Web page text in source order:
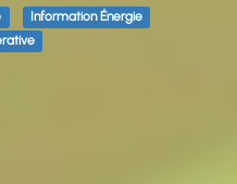
Information Énergie